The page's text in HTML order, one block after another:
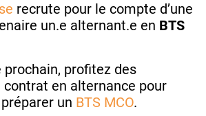
recrute pour le compte d’une
un.e alternant.e en BTS
prochain, profitez des
contrat en alternance pour
un BTS MCO.